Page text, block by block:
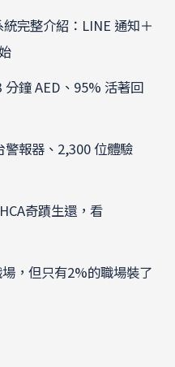
完整介紹：LINE 通知＋
分鐘 AED、95% 活著回
警報器、2,300 位體驗
奇蹟生還，看
，但只有2%的職場裝了